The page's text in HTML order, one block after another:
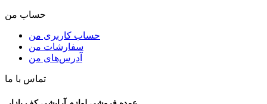
حساب من
حساب کاربری من
سفارشات من
آدرس‌های من
تماس با ما